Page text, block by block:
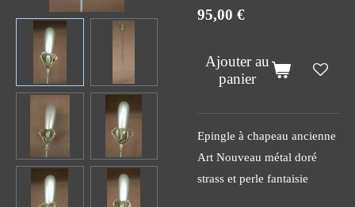
95,00 €
Ajouter au
panier
Epingle à chapeau ancienne
Art Nouveau métal doré
strass et perle fantaisie